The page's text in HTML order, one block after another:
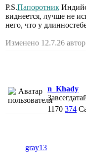
P.S.Папоротник
виднеется, лучше не
него, что у
Изменено 12.7.26
n_Khady
1170 374
gray13